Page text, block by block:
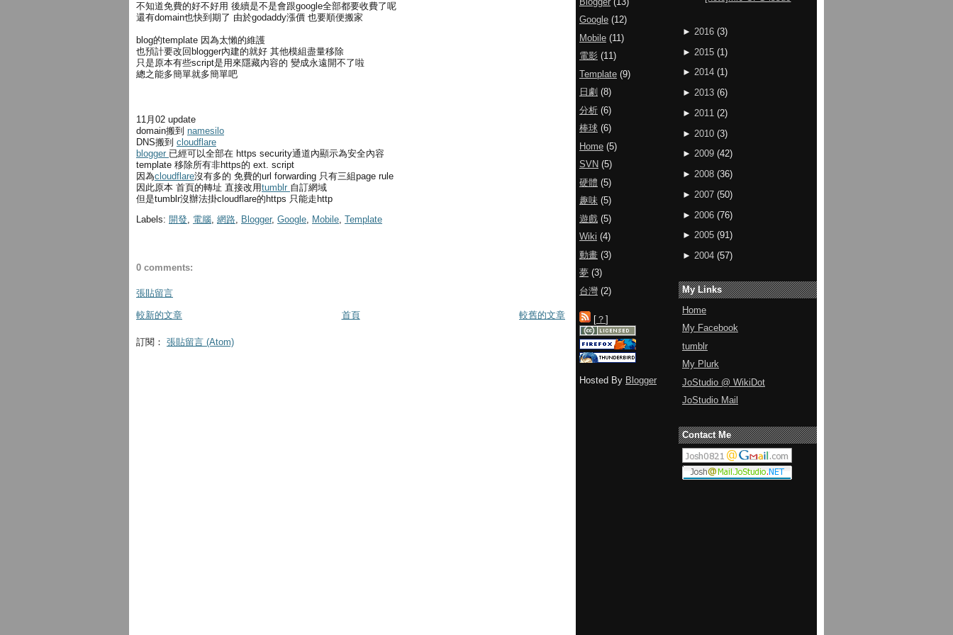
不知道免費的好不好用 後續是不是會跟google全部都要收費了呢
還有domain也快到期了 由於godaddy漲價 也要順便搬家
blog的template 因為太懶的維護
也預計要改回blogger內建的就好 其他模組盡量移除
只是原本有些script是用來隱藏內容的 變成永遠開不了啦
總之能多簡單就多簡單吧
11月02 update
domain搬到 namesilo
DNS搬到 cloudflare
blogger 已經可以全部在 https security通道內顯示為安全內容
template 移除所有非https的 ext. script
因為cloudflare沒有多的 免費的url forwarding 只有三組page rule
因此原本 首頁的轉址 直接改用tumblr 自訂網域
但是tumblr沒辦法掛cloudflare的https 只能走http
Labels: 開發, 電腦, 網路, Blogger, Google, Mobile, Template
0 comments:
張貼留言
較新的文章 較舊的文章
首頁
訂閱： 張貼留言 (Atom)
► 2016 (3)
► 2015 (1)
► 2014 (1)
► 2013 (6)
► 2011 (2)
► 2010 (3)
► 2009 (42)
► 2008 (36)
► 2007 (50)
► 2006 (76)
► 2005 (91)
► 2004 (57)
My Links
Home
My Facebook
tumblr
My Plurk
JoStudio @ WikiDot
JoStudio Mail
Contact Me
Google (12)
Mobile (11)
電影 (11)
Template (9)
日劇 (8)
分析 (6)
棒球 (6)
Home (5)
SVN (5)
硬體 (5)
趣味 (5)
遊戲 (5)
Wiki (4)
動畫 (3)
夢 (3)
台灣 (2)
[ ？ ]
Hosted By Blogger